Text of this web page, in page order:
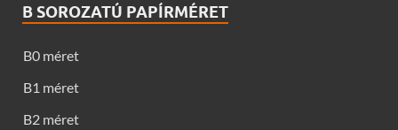
B SOROZATÚ PAPÍRMÉRET
B0 méret
B1 méret
B2 méret